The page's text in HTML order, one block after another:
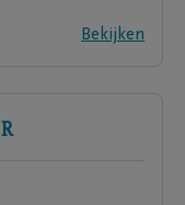
Bekijken